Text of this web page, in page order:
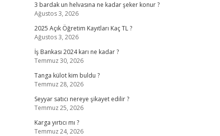
3 bardak un helvasına ne kadar şeker konur ?
Ağustos 3, 2026
2025 Açık Öğretim Kayıtları Kaç TL ?
Ağustos 3, 2026
İş Bankası 2024 karı ne kadar ?
Temmuz 30, 2026
Tanga külot kim buldu ?
Temmuz 28, 2026
Seyyar satıcı nereye şikayet edilir ?
Temmuz 25, 2026
Karga yırtıcı mı ?
Temmuz 24, 2026